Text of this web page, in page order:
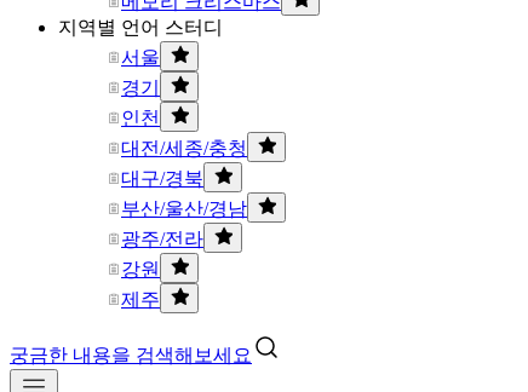
지역별 언어 스터디
서울
경기
인천
대전/세종/충청
대구/경북
부산/울산/경남
광주/전라
강원
제주
궁금한 내용을 검색해보세요